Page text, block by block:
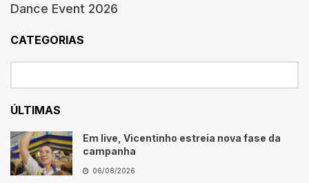
Dance Event 2026
CATEGORIAS
ÚLTIMAS
Em live, Vicentinho estreia nova fase da
campanha
06/08/2026